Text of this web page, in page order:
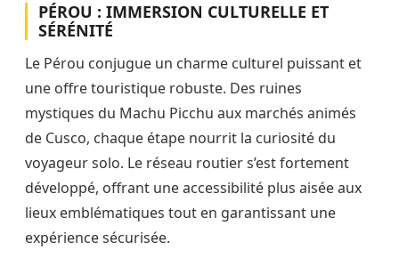
PÉROU : IMMERSION CULTURELLE ET
SÉRÉNITÉ
Le Pérou conjugue un charme culturel puissant et
une offre touristique robuste. Des ruines
mystiques du Machu Picchu aux marchés animés
de Cusco, chaque étape nourrit la curiosité du
voyageur solo. Le réseau routier s’est fortement
développé, offrant une accessibilité plus aisée aux
lieux emblématiques tout en garantissant une
expérience sécurisée.